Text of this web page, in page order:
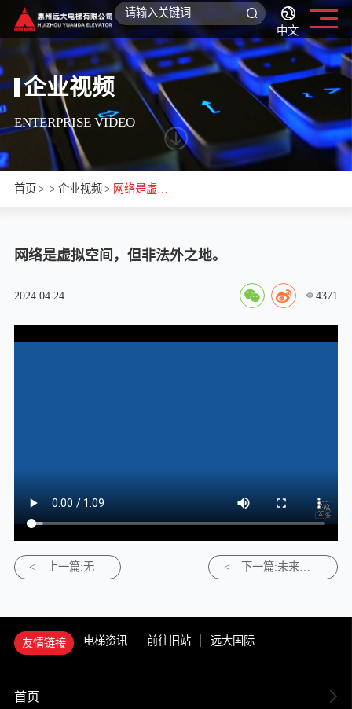
中文
企业视频
ENTERPRISE VIDEO
首页 > > 企业视频 > 网络是虚拟
法外之地。
网络是虚拟空间，但非法外之地。
2024.04.24 4371
< 上一篇:无 <
下一篇:未来城
友情链接 电梯资讯 前往旧站 远大国际
首页